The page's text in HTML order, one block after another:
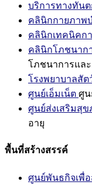
บริการทางทันต
คลินิกกายภาพ
คลินิกเทคนิคก
คลินิกโภชนาก
โภชนาการแล
โรงพยาบาลสัต
ศูนย์เอ็มเน็ต ศูน
ศูนย์ส่งเสริมสุข
อายุ
พื้นที่สร้างสรรค์
ศูนย์พันธกิจเพื่